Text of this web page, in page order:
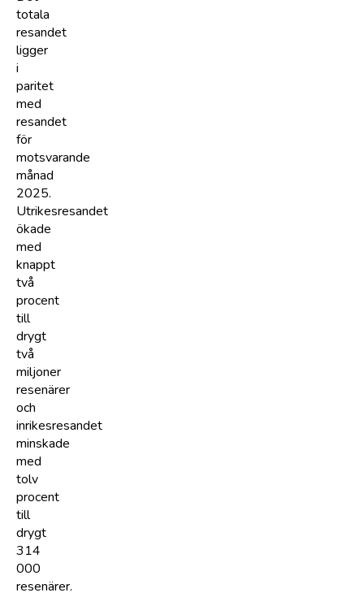
totala
resandet
ligger
i
paritet
med
resandet
för
motsvarande
månad
2025.
Utrikesresandet
ökade
med
knappt
två
procent
till
drygt
två
miljoner
resenärer
och
inrikesresandet
minskade
med
tolv
procent
till
drygt
314
000
resenärer.